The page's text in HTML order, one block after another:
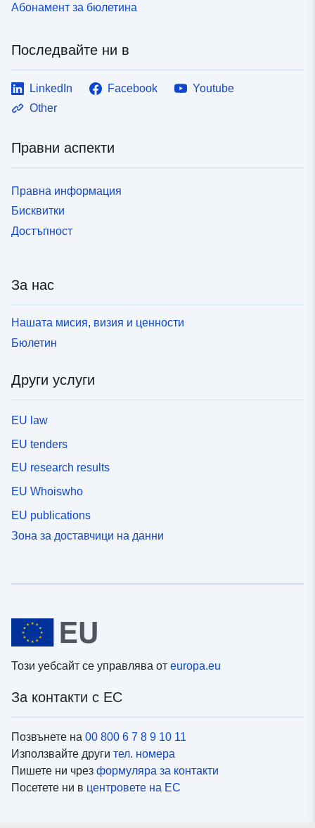
Абонамент за бюлетина
Последвайте ни в
LinkedIn Facebook
Youtube
Other
Правни аспекти
Правна информация
Бисквитки
Достъпност
За нас
Нашата мисия, визия и ценности
Бюлетин
Други услуги
EU law
EU tenders
EU research results
EU Whoiswho
EU publications
Зона за доставчици на данни
Този уебсайт се управлява от europa.eu
За контакти с ЕС
Позвънете на 00 800 6 7 8 9 10 11
Използвайте други тел. номера
Пишете ни чрез формуляра за контакти
Посетете ни в центровете на ЕС